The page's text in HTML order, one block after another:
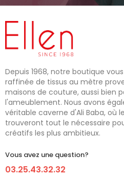
Depuis 1968, notre boutique
raffinée de tissus au mètre
maisons de couture, aussi bien
l'ameublement. Nous avons
véritable caverne d'Ali Baba, où
trouveront tout le nécessaire
créatifs les plus ambitieux.
Vous avez une question?
03.25.43.32.32